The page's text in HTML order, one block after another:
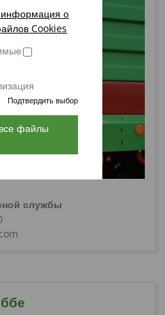
о
Cookies
Подтвердить выбор
файлы
службы